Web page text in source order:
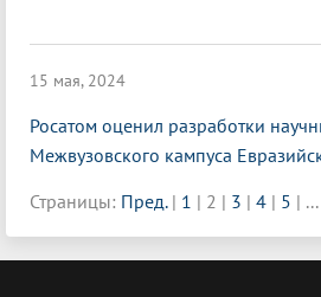
15 мая, 2024
Росатом оценил разработки
Межвузовского кампуса
Страницы: Пред. | 1 | 2 | 3 | 4 | 5 | ...